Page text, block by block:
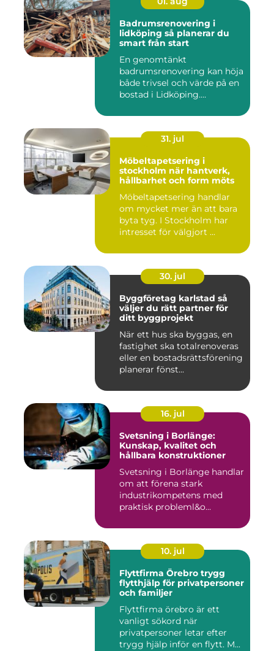
Badrumsrenovering i
lidköping så planerar du
smart från start
En genomtänkt
badrumsrenovering kan höja
både trivsel och värde på en
bostad i Lidköping.
31. jul
Möbeltapetsering i
stockholm när hantverk,
hållbarhet och form möts
Möbeltapetsering handlar
om mycket mer än att bara
byta tyg. I Stockholm har
intresset för välgjort ...
30. jul
Byggföretag karlstad så
väljer du rätt partner för
ditt byggprojekt
När ett hus ska byggas, en
fastighet ska totalrenoveras
eller en bostadsrättsförening
planerar fönst...
16. jul
Svetsning i Borlänge:
Kunskap, kvalitet och
hållbara konstruktioner
Svetsning i Borlänge handlar
om att förena stark
industrikompetens med
praktisk probleml&o...
10. jul
Flyttfirma Örebro trygg
flytthjälp för privatpersoner
och familjer
Flyttfirma örebro är ett
vanligt sökord när
privatpersoner letar efter
trygg hjälp inför en flytt. M...